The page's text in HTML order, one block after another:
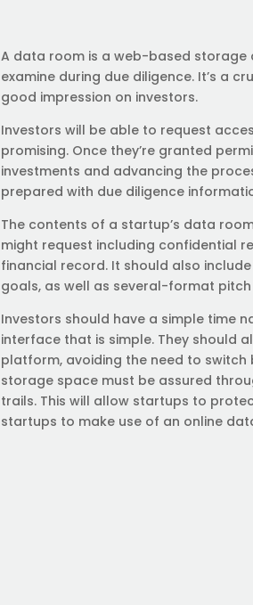
A data room is a web-based
examine during due diligence. It’s a
good impression on investors.
Investors will be able to request
promising. Once they’re granted
investments and advancing the
prepared with due diligence
The contents of a startup’s data
might request including confidential
financial record. It should also
goals, as well as several-format
Investors should have a simple time
interface that is simple. They should
platform, avoiding the need to
storage space must be assured
trails. This will allow startups to
startups to make use of an online